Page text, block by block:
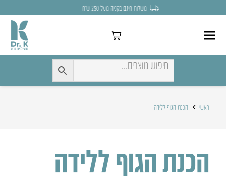
משלוח חינם בקניה מעל 250 ש״ח
ראשי הכנת הגוף ללידה
הכנת הגוף ללידה